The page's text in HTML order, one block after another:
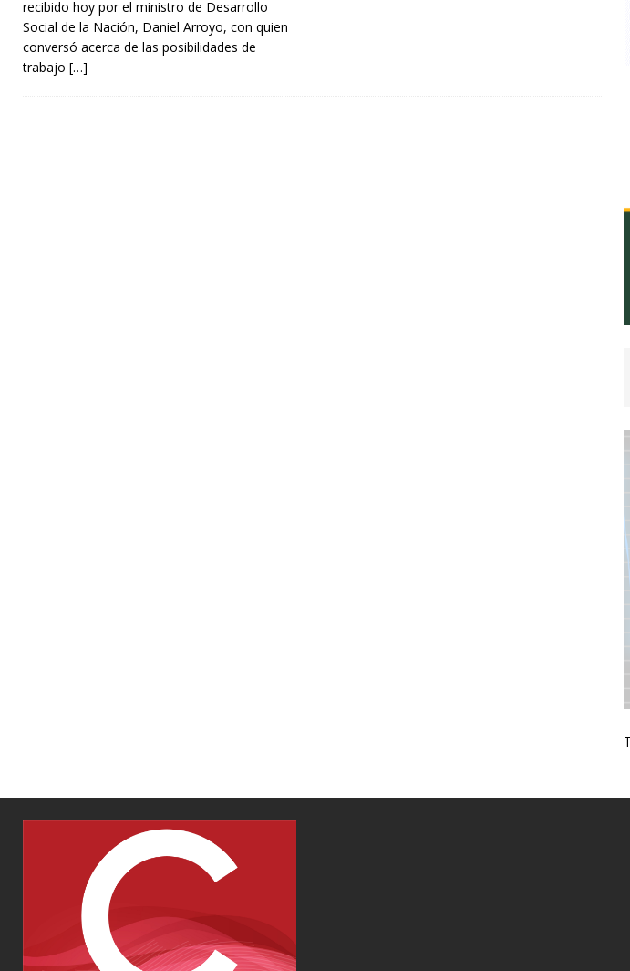
recibido hoy por el ministro de Desarrollo
Social de la Nación, Daniel Arroyo, con quien
conversó acerca de las posibilidades de
trabajo […]